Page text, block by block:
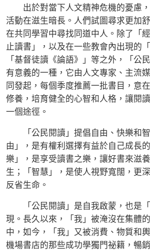
出於對當下人文精神危機的憂慮，
活動在滋生暗長。人們試圖尋求更加
在共同學習中尋找同道中人。除了「
止讀書」，以及在一些教會內出現的
「基督徒讀《論語》」等之外，「公
有意義的一種，它由人文專家、主流
同發起，每個季度推薦一批書目，意
修養，培育健全的心智和人格，讓閱
一個途徑。
「公民閱讀」提倡自由、快樂和智
由」，是有權利選擇有益於自己成長
樂」，是享受讀書之樂，讓好書來滋
生；「智慧」，是使人視野寬闊，更
反省生命。
「公民閱讀」是自我啟蒙，也是「
現。長久以來，「我」被淹沒在集體
中，如今，「我」又被消費、物質和
機場書店的那些成功學獨門祕籍，暢